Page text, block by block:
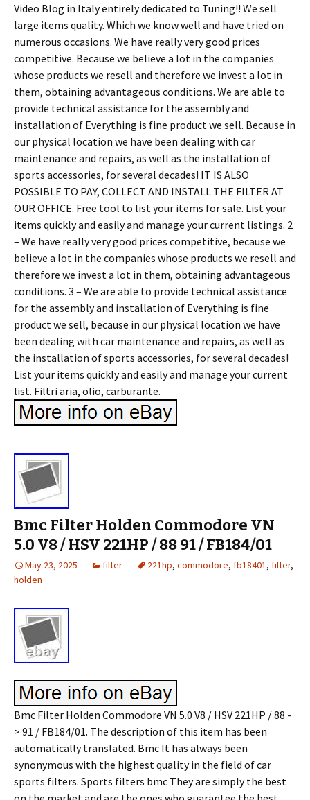
Video Blog in Italy entirely dedicated to Tuning!! We sell
large items quality. Which we know well and have tried on
numerous occasions. We have really very good prices
competitive. Because we believe a lot in the companies
whose products we resell and therefore we invest a lot in
them, obtaining advantageous conditions. We are able to
provide technical assistance for the assembly and
installation of Everything is fine product we sell. Because in
our physical location we have been dealing with car
maintenance and repairs, as well as the installation of
sports accessories, for several decades! IT IS ALSO
POSSIBLE TO PAY, COLLECT AND INSTALL THE FILTER AT
OUR OFFICE. Free tool to list your items for sale. List your
items quickly and easily and manage your current listings. 2
– We have really very good prices competitive, because we
believe a lot in the companies whose products we resell and
therefore we invest a lot in them, obtaining advantageous
conditions. 3 – We are able to provide technical assistance
for the assembly and installation of Everything is fine
product we sell, because in our physical location we have
been dealing with car maintenance and repairs, as well as
the installation of sports accessories, for several decades!
List your items quickly and easily and manage your current
list. Filtri aria, olio, carburante.
Bmc Filter Holden Commodore VN
5.0 V8 / HSV 221HP / 88 91 / FB184/01
May 23, 2025 filter 221hp, commodore, fb18401, filter,
holden
Bmc Filter Holden Commodore VN 5.0 V8 / HSV 221HP / 88 -
> 91 / FB184/01. The description of this item has been
automatically translated. Bmc It has always been
synonymous with the highest quality in the field of car
sports filters. Sports filters bmc They are simply the best